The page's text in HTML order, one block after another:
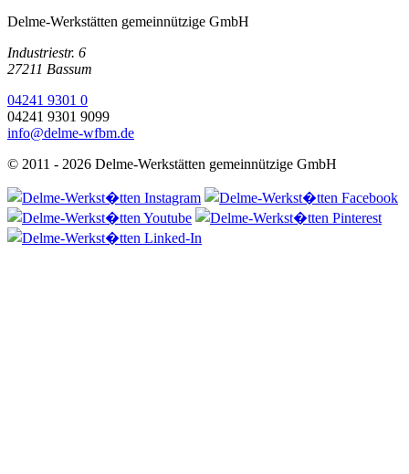
Delme-Werkstätten gemeinnützige GmbH
Industriestr. 6
27211 Bassum
04241 9301 0
04241 9301 9099
info@delme-wfbm.de
© 2011 - 2026 Delme-Werkstätten gemeinnützige GmbH